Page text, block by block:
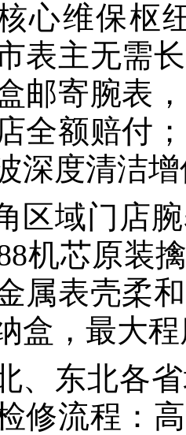
心维保枢
表主无需
邮寄腕表
全额赔付
深度清洁
区域门店
机芯原装
属表壳柔
盒，最大
、东北各
修流程：